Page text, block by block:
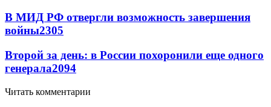
В МИД РФ отвергли возможность завершения
войны2305
Второй за день: в России похоронили еще одного
генерала2094
Читать комментарии